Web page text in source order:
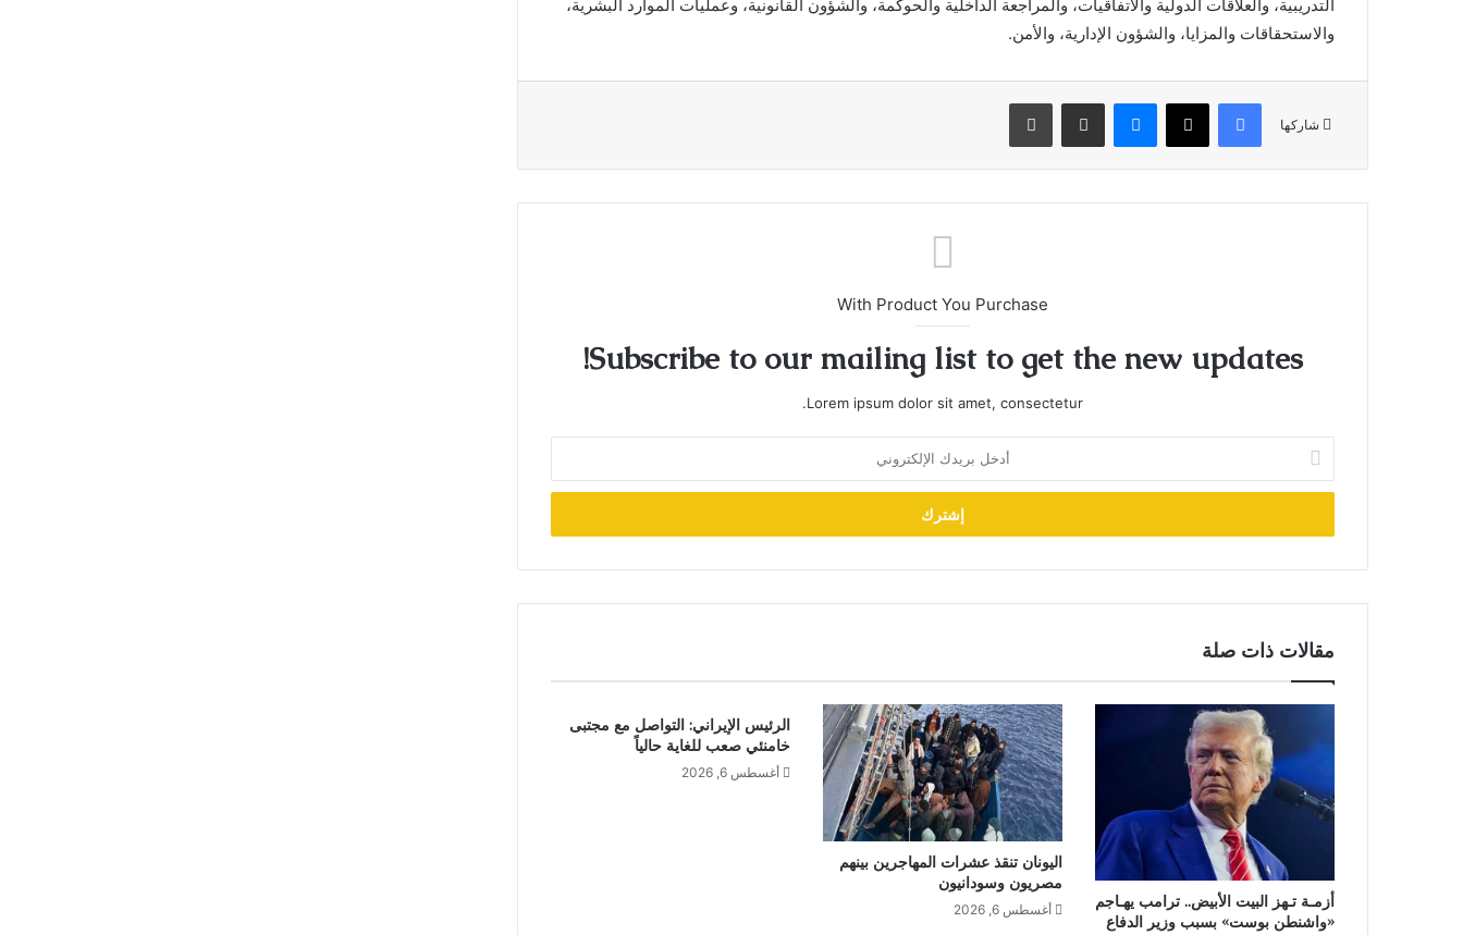
التدريبية، والعلاقات الدولية والاتفاقيات، والمراجعة الداخلية والحوكمة، والشؤون القانونية، وعمليات الموارد البشرية،
والاستحقاقات والمزايا، والشؤون الإدارية، والأمن.
شاركها
فيسبوك X ماسنجر مشاركة عبر البريد طباعة
With Product You Purchase
Subscribe to our mailing list to get the new updates!
Lorem ipsum dolor sit amet, consectetur.
بريدك
الإلكتروني
مقالات ذات صلة
أزمـة تـهز البيت الأبيض.. ترامب يهـاجم
«واشنطن بوست» بسبب وزير الدفاع
اليونان تنقذ عشرات المهاجرين بينهم
مصريون وسودانيون
أغسطس 6, 2026
الرئيس الإيراني: التواصل مع مجتبى
خامنئي صعب للغاية حالياً
أغسطس 6, 2026